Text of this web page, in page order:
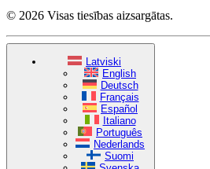
© 2026 Visas tiesības aizsargātas.
Latviski
English
Deutsch
Français
Español
Italiano
Português
Nederlands
Suomi